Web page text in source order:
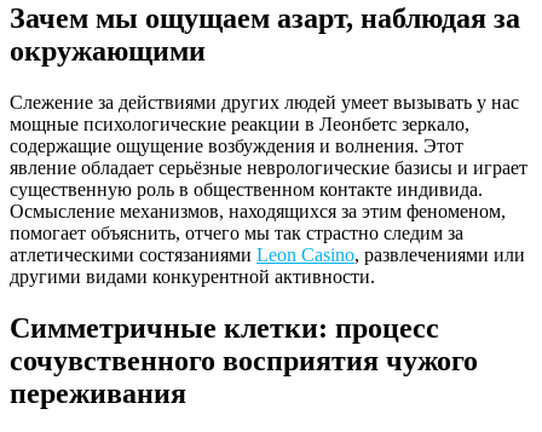
Зачем мы ощущаем азарт, наблюдая за
окружающими
Слежение за действиями других людей умеет вызывать у нас
мощные психологические реакции в Леонбетс зеркало,
содержащие ощущение возбуждения и волнения. Этот
явление обладает серьёзные неврологические базисы и играет
существенную роль в общественном контакте индивида.
Осмысление механизмов, находящихся за этим феноменом,
помогает объяснить, отчего мы так страстно следим за
атлетическими состязаниями Leon Casino, развлечениями или
другими видами конкурентной активности.
Симметричные клетки: процесс
сочувственного восприятия чужого
переживания